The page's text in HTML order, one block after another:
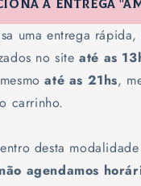
a entrega
uma entrega rápida,
no siteaté as
até as 21hs,
carrinho.
desta
agendamos